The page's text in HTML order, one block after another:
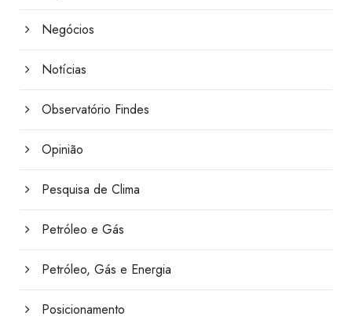
Negócios
Notícias
Observatório Findes
Opinião
Pesquisa de Clima
Petróleo e Gás
Petróleo, Gás e Energia
Posicionamento